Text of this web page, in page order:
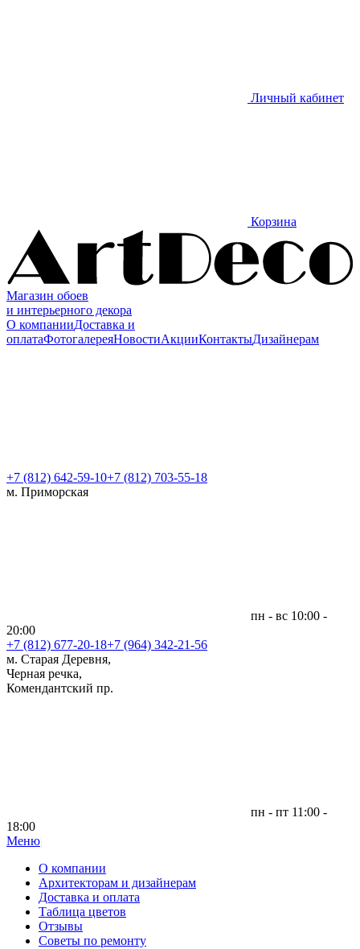
Личный кабинет
Корзина
Магазин обоев
и интерьерного декора
О компанииДоставка и
оплатаФотогалереяНовостиАкцииКонтактыДизайнерам
+7 (812) 642-59-10+7 (812) 703-55-18
м. Приморская
пн - вс 10:00 -
20:00
+7 (812) 677-20-18+7 (964) 342-21-56
м. Старая Деревня,
Черная речка,
Комендантский пр.
пн - пт 11:00 -
18:00
Меню|
О компании
Архитекторам и дизайнерам
Доставка и оплата
Таблица цветов
Отзывы
Советы по ремонту